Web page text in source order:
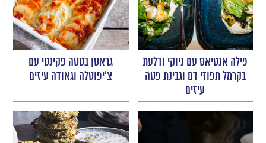
פילה אנטיאס עם ניוקי ודלעת
בקרמל תפוזי דם וגבינת פטה
עיזים
גראטן בטטה פקינטי עם
צ'יפוטלה וגאודה עיזים